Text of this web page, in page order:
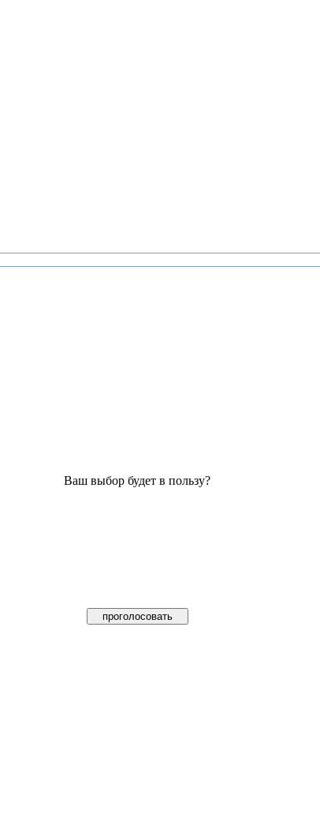
Ваш выбор будет в пользу?